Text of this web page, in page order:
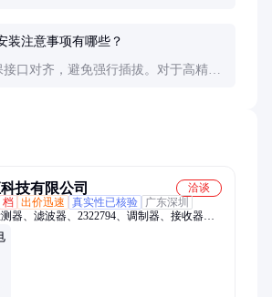
装注意事项有哪些？
口对齐，避免强行插拔。对于高精度
技有限公司
洽谈
档 出价迅速 真实性已核验
广东深圳
器、滤波器、2322794、调制器、接收器、
压器、合成器、收发器、偏置器、振荡器、
、隔直流器、微波射频、集成电路、同轴开
率综合器、便携式仪器、mcl电子开关、压控
、定向耦合器